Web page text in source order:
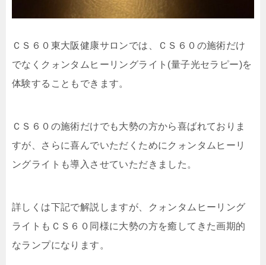
ＣＳ６０東大阪健康サロンでは、ＣＳ６０の施術だけ
でなくクォンタムヒーリングライト(量子光セラピー)を
体験することもできます。
ＣＳ６０の施術だけでも大勢の方から喜ばれておりま
すが、さらに喜んでいただくために クォンタムヒーリ
ングライト も導入させていただきました。
詳しくは下記で解説しますが、
クォンタムヒーリング
ライト もＣＳ６０同様に大勢の方を癒してきた画期的
なランプになります。